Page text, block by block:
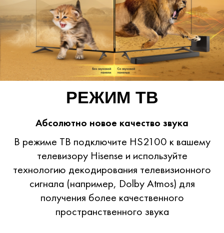
РЕЖИМ ТВ
Абсолютно новое качество звука
В режиме ТВ подключите HS2100 к вашему
телевизору Hisense и используйте
технологию декодирования телевизионного
сигнала (например, Dolby Atmos) для
получения более качественного
пространственного звука